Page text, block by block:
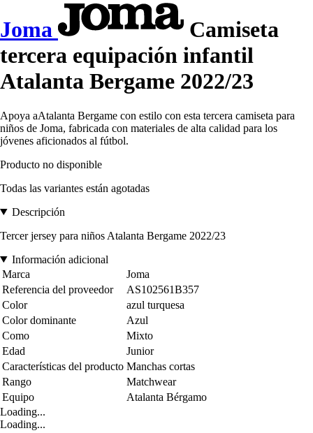
Joma
Camiseta
tercera equipación infantil
Atalanta Bergame 2022/23
Apoya aAtalanta Bergame con estilo con esta tercera camiseta para
niños de Joma, fabricada con materiales de alta calidad para los
jóvenes aficionados al fútbol.
Producto no disponible
Todas las variantes están agotadas
Descripción
Tercer jersey para niños Atalanta Bergame 2022/23
Información adicional
Marca
Joma
Referencia del proveedor
AS102561B357
Color
azul turquesa
Color dominante
Azul
Como
Mixto
Edad
Junior
Características del producto Manchas cortas
Rango
Matchwear
Equipo
Atalanta Bérgamo
Loading...
Loading...